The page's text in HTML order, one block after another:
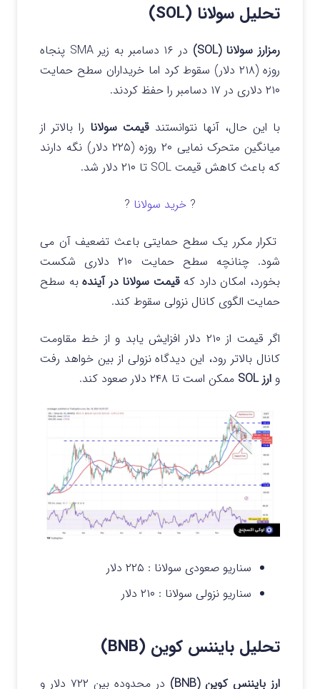
تحلیل سولانا (SOL)
رمزارز سولانا (SOL)
در ۱۶ دسامبر به زیر SMA پنجاه
روزه (۲۱۸ دلار) سقوط کرد اما خریداران سطح حمایت
۲۱۰ دلاری در ۱۷ دسامبر را حفظ کردند.
با این حال، آنها نتوانستند قیمت سولانا را بالاتر از
میانگین متحرک نمایی ۲۰ روزه (۲۲۵ دلار) نگه دارند
که باعث کاهش قیمت SOL تا ۲۱۰ دلار شد.
? خرید سولانا ?
تکرار مکرر یک سطح حمایتی باعث تضعیف آن می
شود. چنانچه سطح حمایت ۲۱۰ دلاری شکست
بخورد، امکان دارد کهقیمت سولانا در آیندهبه سطح
حمایت الگوی کانال نزولی سقوط کند.
اگر قیمت از ۲۱۰ دلار افزایش یابد و از خط مقاومت
کانال بالاتر رود، این دیدگاه نزولی از بین خواهد رفت
و ارز SOL ممکن است تا ۲۴۸ دلار صعود کند.
سناریو صعودی سولانا : ۲۲۵ دلار
سناریو نزولی سولانا : ۲۱۰ دلار
تحلیل بایننس کوین (BNB)
ارز بایننس کوین (BNB) در محدوده بین ۷۲۲ دلار و